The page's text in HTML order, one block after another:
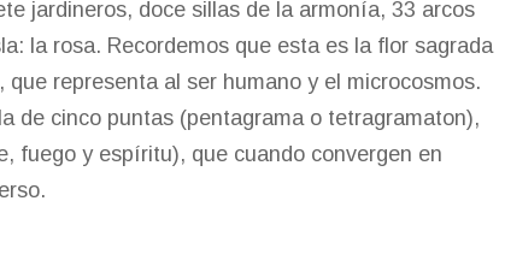
jardineros, doce sillas de la armonía, 33 arcos
la rosa. Recordemos que esta es la flor sagrada
representa al ser humano y el microcosmos.
de cinco puntas (pentagrama o tetragramaton),
fuego y espíritu), que cuando convergen en